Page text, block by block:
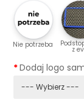
Nie potrzeba
z
Dodaj logo